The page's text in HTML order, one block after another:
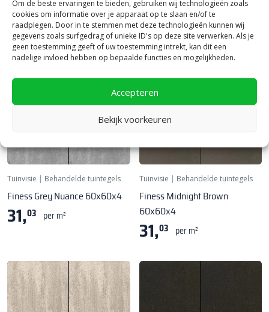
Om de beste ervaringen te bieden, gebruiken wij technologieën zoals
cookies om informatie over je apparaat op te slaan en/of te
raadplegen. Door in te stemmen met deze technologieën kunnen wij
gegevens zoals surfgedrag of unieke ID's op deze site verwerken. Als je
geen toestemming geeft of uw toestemming intrekt, kan dit een
nadelige invloed hebben op bepaalde functies en mogelijkheden.
Accepteren
Bekijk voorkeuren
60,13 per m² 60,13 per m²
Tuinvisie | Behandelde tuintegels
Finess Grey Nuance 60x60x4
31,03 per m²
Tuinvisie | Behandelde tuintegels
Finess Midnight Brown
60x60x4
31,03 per m²